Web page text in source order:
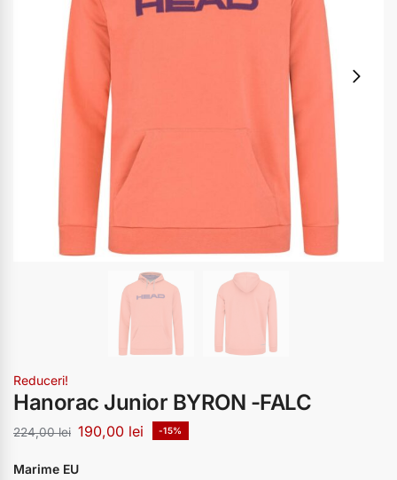
Reduceri!
Hanorac Junior BYRON -FALC
224,00lei 190,00 lei -15%
Marime EU